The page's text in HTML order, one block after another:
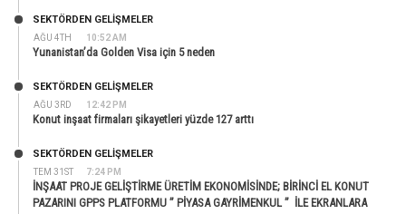
AĞU 4TH 10:52 AM
SEKTÖRDEN GELIŞMELER
Yunanistan’da Golden Visa için 5 neden
AĞU 3RD 12:42 PM
SEKTÖRDEN GELIŞMELER
Konut inşaat firmaları şikayetleri yüzde 127 arttı
TEM 31ST 7:24 PM
SEKTÖRDEN GELIŞMELER
İNŞAAT PROJE GELİŞTİRME ÜRETİM EKONOMİSİNDE; BİRİNCİ EL KONUT
PAZARINI GPPS PLATFORMU ” PİYASA GAYRİMENKUL ” İLE EKRANLARA